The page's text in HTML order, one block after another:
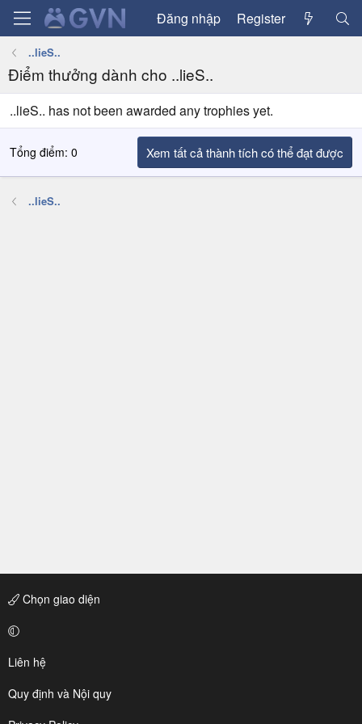
Đăng nhập Register
..lieS..
Điểm thưởng dành cho ..lieS..
..lieS.. has not been awarded any trophies yet.
Tổng điểm: 0 Xem tất cả thành tích có thể đạt được
..lieS..
Chọn giao diện
Liên hệ
Quy định và Nội quy